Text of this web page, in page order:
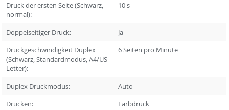
Druck der ersten Seite (Schwarz,
normal):
10 s
Doppelseitiger Druck:
Ja
Druckgeschwindigkeit Duplex
(Schwarz, Standardmodus, A4/US
Letter):
6 Seiten pro Minute
Duplex Druckmodus:
Auto
Drucken:
Farbdruck